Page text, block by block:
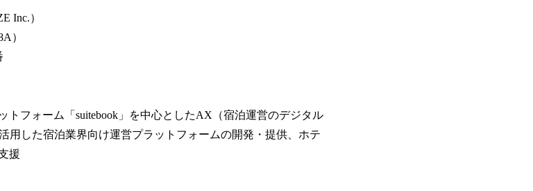
Inc.）
）
トフォーム「suitebook」を中心としたAX（宿泊運営のデジタル
用した宿泊業界向け運営プラットフォームの開発・提供、ホテ
援